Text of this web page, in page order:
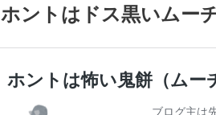
ホントはドス黒いムー